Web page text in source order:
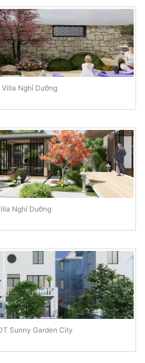
Nghỉ Dưỡng
Nghỉ Dưỡng
Sunny Garden City